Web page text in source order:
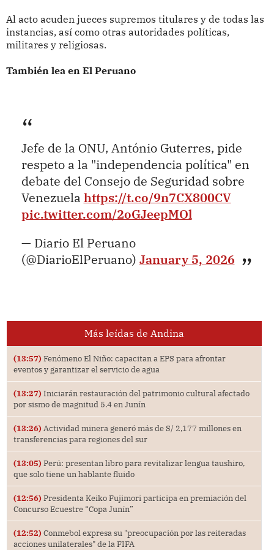
Al acto acuden jueces supremos titulares y de todas las
instancias, así como otras autoridades políticas,
militares y religiosas.
También lea en El Peruano
Jefe de la ONU, António Guterres, pide
respeto a la "independencia política" en
debate del Consejo de Seguridad sobre
Venezuela https://t.co/9n7CX800CV
pic.twitter.com/2oGJeepMOl
— Diario El Peruano
(@DiarioElPeruano) January 5, 2026
Más leídas de Andina
(13:57) Fenómeno El Niño: capacitan a EPS para afrontar
eventos y garantizar el servicio de agua
(13:27) Iniciarán restauración del patrimonio cultural afectado
por sismo de magnitud 5.4 en Junín
(13:26) Actividad minera generó más de S/ 2,177 millones en
transferencias para regiones del sur
(13:05) Perú: presentan libro para revitalizar lengua taushiro,
que solo tiene un hablante fluido
(12:56) Presidenta Keiko Fujimori participa en premiación del
Concurso Ecuestre “Copa Junín”
(12:52) Conmebol expresa su "preocupación por las reiteradas
acciones unilaterales" de la FIFA